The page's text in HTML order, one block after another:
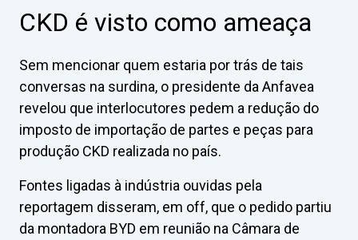
CKD é visto como ameaça
Sem mencionar quem estaria por trás de tais
conversas na surdina, o presidente da Anfavea
revelou que interlocutores pedem a redução do
imposto de importação de partes e peças para
produção CKD realizada no país.
Fontes ligadas à indústria ouvidas pela
reportagem disseram, em off, que o pedido partiu
da montadora BYD em reunião na Câmara de